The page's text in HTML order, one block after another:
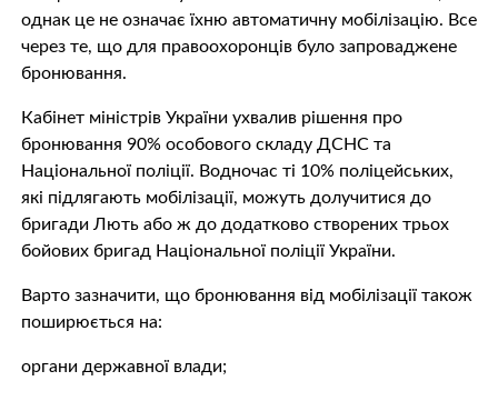
однак це не означає їхню автоматичну мобілізацію. Все
через те, що для правоохоронців було запроваджене
бронювання.
Кабінет міністрів України ухвалив рішення про
бронювання 90% особового складу ДСНС та
Національної поліції. Водночас ті 10% поліцейських,
які підлягають мобілізації, можуть долучитися до
бригади Лють або ж до додатково створених трьох
бойових бригад Національної поліції України.
Варто зазначити, що бронювання від мобілізації також
поширюється на:
органи державної влади;